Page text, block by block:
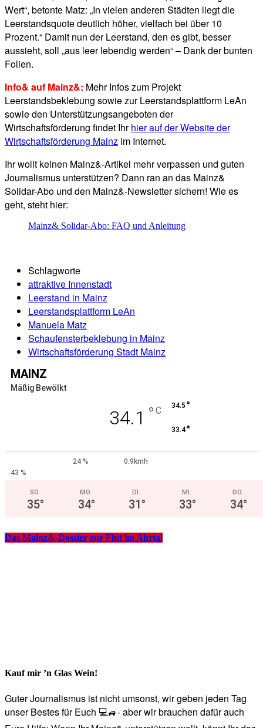
Wert“, betonte Matz: „In vielen anderen Städten liegt die
Leerstandsquote deutlich höher, vielfach bei über 10
Prozent.“ Damit nun der Leerstand, den es gibt, besser
aussieht, soll „aus leer lebendig werden“ – Dank der bunten
Folien.
Info& auf Mainz&: Mehr Infos zum Projekt
Leerstandsbeklebung sowie zur Leerstandsplattform LeAn
sowie den Unterstützungsangeboten der
Wirtschaftsförderung findet Ihrhier auf der Website der
Wirtschaftsförderung Mainz im Internet.
Ihr wollt keinen Mainz&-Artikel mehr verpassen und guten
Journalismus unterstützen? Dann ran an das Mainz&
Solidar-Abo und den Mainz&-Newsletter sichern! Wie es
geht, steht hier:
Mainz& Solidar-Abo: FAQ und Anleitung
Schlagworte
attraktive Innenstadt
Leerstand in Mainz
Leerstandsplattform LeAn
Manuela Matz
Schaufensterbeklebung in Mainz
Wirtschaftsförderung Stadt Mainz
MAINZ
Mäßig Bewölkt
34.1 ° C 34.5 °
33.4°
24 %
0.9kmh
43 %
SO.
35°
MO.
34°
DI.
31°
MI.
33°
DO.
34°
Das Mainz&-Dossier zur Flut im Ahrtal
Kauf mir ’n Glas Wein!
Guter Journalismus ist nicht umsonst, wir geben jeden Tag
unser Bestes für Euch 💻🚙- aber wir brauchen dafür auch